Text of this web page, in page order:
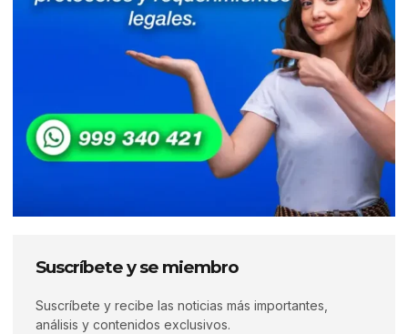
Suscríbete y se miembro
Suscríbete y recibe las noticias más importantes,
análisis y contenidos exclusivos.